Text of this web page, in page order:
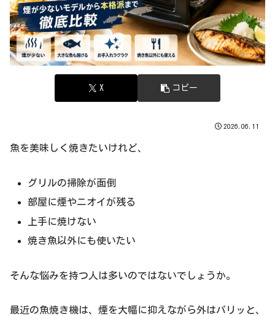
X コピー
2026.06.11
魚を美味しく焼きたいけれど、
グリルの掃除が面倒
部屋に煙やニオイが残る
上手に焼けない
焼き魚以外にも使いたい
そんな悩みを持つ人は多いのではないでしょうか。
最近の魚焼き機は、煙を大幅に抑えながら外はパリッと、